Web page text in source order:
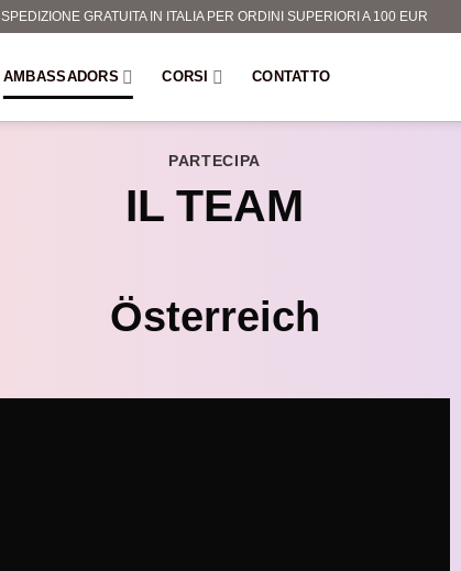
SPEDIZIONE GRATUITA IN ITALIA PER ORDINI SUPERIORI A 100 EUR
AMBASSADORS CORSI CONTATTO
PARTECIPA
IL TEAM
Österreich